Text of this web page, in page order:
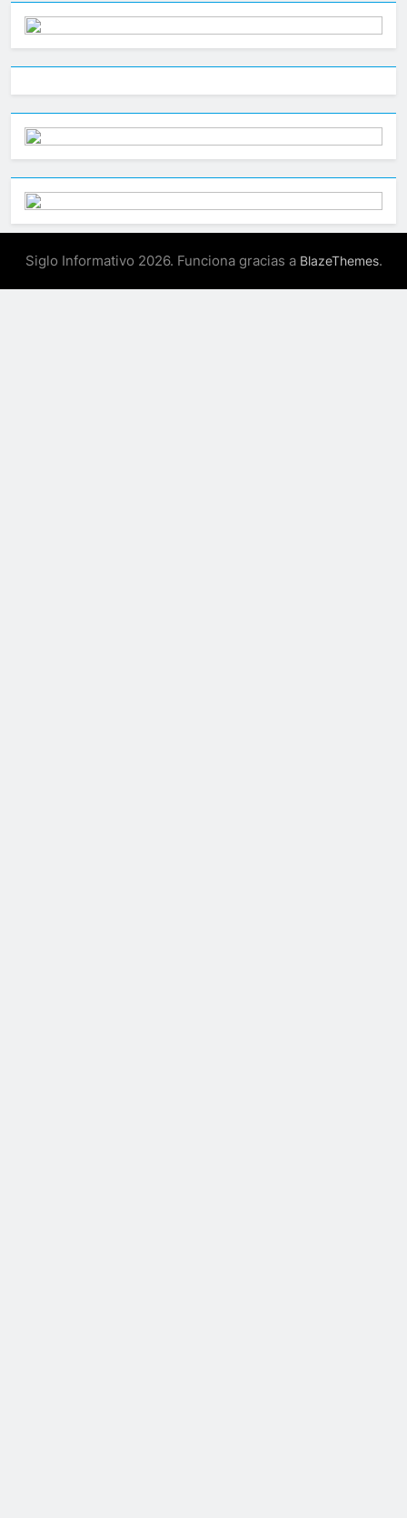
Siglo Informativo 2026. Funciona gracias a BlazeThemes.